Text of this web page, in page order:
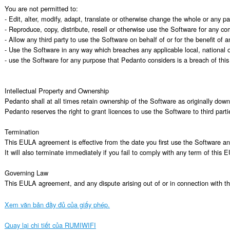
You are not permitted to:
- Edit, alter, modify, adapt, translate or otherwise change the whole or any
- Reproduce, copy, distribute, resell or otherwise use the Software for any
- Allow any third party to use the Software on behalf of or for the benefit of
- Use the Software in any way which breaches any applicable local, national
- use the Software for any purpose that Pedanto considers is a breach of
Intellectual Property and Ownership
Pedanto shall at all times retain ownership of the Software as originally
Pedanto reserves the right to grant licences to use the Software to third
Termination
This EULA agreement is effective from the date you first use the Software
It will also terminate immediately if you fail to comply with any term of this
Governing Law
This EULA agreement, and any dispute arising out of or in connection with
Xem văn bản đầy đủ của giấy phép.
Quay lại chi tiết của RUMIWIFI